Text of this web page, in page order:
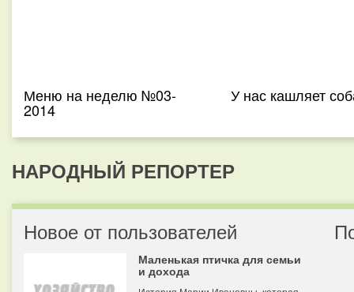
Меню на неделю №03-
2014
У нас кашляет
НАРОДНЫЙ РЕПОРТЕР
Новое от пользователей
Маленькая птичка для семьи
и дохода